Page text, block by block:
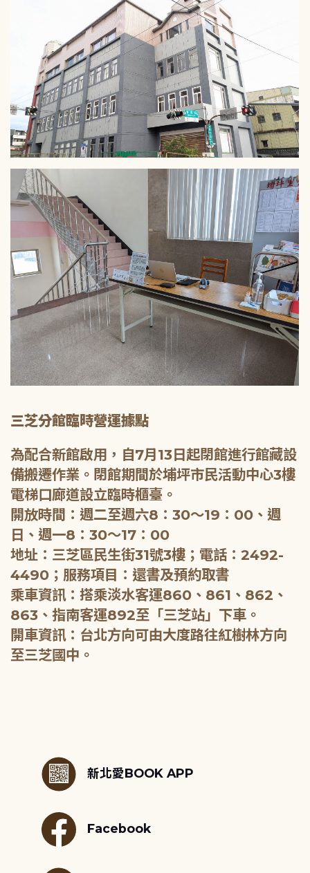
三芝分館臨時營運據點
為配合新館啟用，自7月13日起閉館進行館藏設
備搬遷作業。閉館期間於埔坪市民活動中心3樓
電梯口廊道設立臨時櫃臺。
開放時間：週二至週六8：30～19：00、週
日、週一8：30～17：00
地址：三芝區民生街31號3樓；電話：2492-
4490；服務項目：還書及預約取書
乘車資訊：搭乘淡水客運860、861、862、
863、指南客運892至「三芝站」下車。
開車資訊：台北方向可由大度路往紅樹林方向
至三芝國中。
新北愛BOOK APP
Facebook